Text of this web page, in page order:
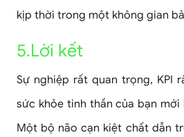
kịp thời trong một không gian
5.Lời kết
Sự nghiệp rất quan trọng, KPI
sức khỏe tinh thần của bạn mới
Một bộ não cạn kiệt chất dẫn